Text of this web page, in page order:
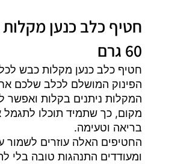
חטיף כלב כנען
60 גרם
הפינוק המושלם לכלב שלכם
המקלות ניתנים בקלות
מקום, כך שתמיד תוכלו
בריאה וטעימה.
החטיפים האלה עוזרים לשמור
ומעודדים התנהגות טובה בלי